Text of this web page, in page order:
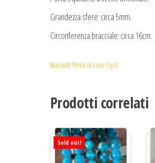
Grandezza sfere: circa 5mm.
Circonferenza bracciale: circa 16cm.
Bracciale Pietra di Luna (1pc)
Prodotti correlati
Sold out!